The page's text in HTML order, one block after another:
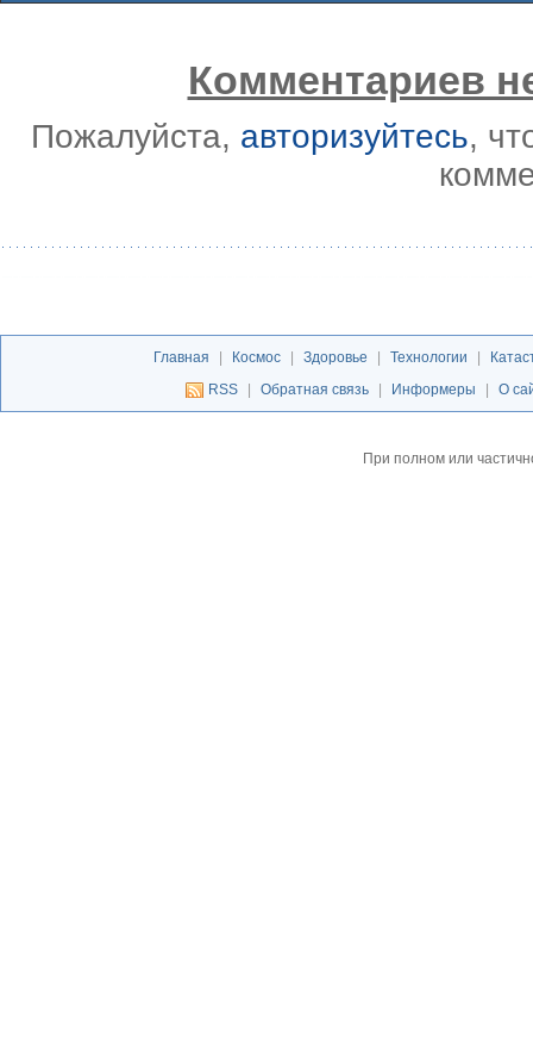
Комментариев
Пожалуйста, авторизуйтесь,
Главная Космос Здоровье Технологии
RSS
Обратная связь Информеры О
При полном или